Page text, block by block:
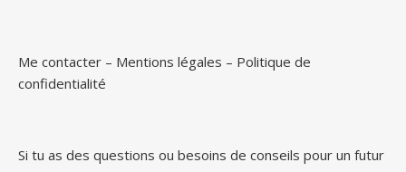
Me contacter – Mentions légales – Politique de
confidentialité
Si tu as des questions ou besoins de conseils pour un futur